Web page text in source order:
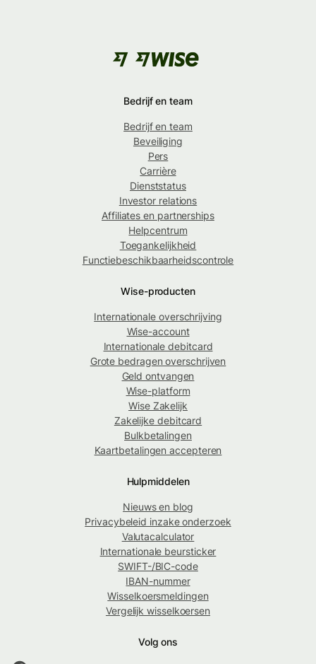
Bedrijf en team
Bedrijf en team
Beveiliging
Pers
Carrière
Dienststatus
Investor relations
Affiliates en partnerships
Helpcentrum
Toegankelijkheid
Functiebeschikbaarheidscontrole
Wise-producten
Internationale overschrijving
Wise-account
Internationale debitcard
Grote bedragen overschrijven
Geld ontvangen
Wise-platform
Wise Zakelijk
Zakelijke debitcard
Bulkbetalingen
Kaartbetalingen accepteren
Hulpmiddelen
Nieuws en blog
Privacybeleid inzake onderzoek
Valutacalculator
Internationale beursticker
SWIFT-/BIC-code
IBAN-nummer
Wisselkoersmeldingen
Vergelijk wisselkoersen
Volg ons